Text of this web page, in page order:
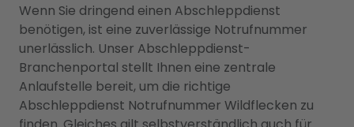
Wenn Sie dringend einen Abschleppdienst
benötigen, ist eine zuverlässige Notrufnummer
unerlässlich. Unser Abschleppdienst-
Branchenportal stellt Ihnen eine zentrale
Anlaufstelle bereit, um die richtige
Abschleppdienst Notrufnummer Wildflecken zu